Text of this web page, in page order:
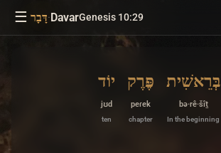
☰ דָּבָר·DavarGenesis 10:29
בְּרֵאשִׁית
bə·rê·šîṯ
In the beginning
פֶּרֶק
peɾek
chapter
יוֹד
jʊd
ten